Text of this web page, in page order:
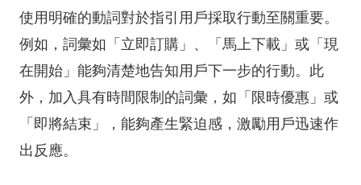
使用明確的動詞對於指引用戶採取行動至關重要。
例如，詞彙如「立即訂購」、「馬上下載」或「現
在開始」能夠清楚地告知用戶下一步的行動。此
外，加入具有時間限制的詞彙，如「限時優惠」或
「即將結束」，能夠產生緊迫感，激勵用戶迅速作
出反應。